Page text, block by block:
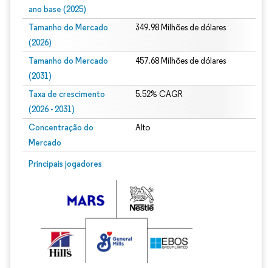
ano base (2025)
Tamanho do Mercado
(2026)
349.98 Milhões de dólares
Tamanho do Mercado
(2031)
457.68 Milhões de dólares
Taxa de crescimento
(2026 - 2031)
5.52% CAGR
Concentração do
Mercado
Alto
Principais jogadores
Imagem © Mordor Intelligence. O reuso requer atribuição conforme CC BY 4.0.